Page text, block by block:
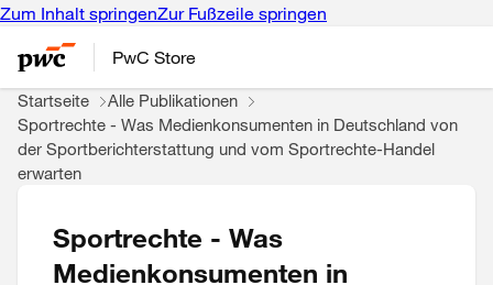
Zum Inhalt springenZur Fußzeile springen
PwC Store
Startseite
Alle Publikationen
Sportrechte - Was Medienkonsumenten in Deutschland von
der Sportberichterstattung und vom Sportrechte-Handel
erwarten
Sportrechte - Was
Medienkonsumenten in